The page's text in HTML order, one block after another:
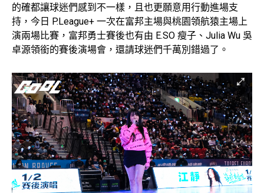
的確都讓球迷們感到不一樣，且也更願意用行動進場支
持，今日 P.League+ 一次在富邦主場與桃園領航猿主場上
演兩場比賽，富邦勇士賽後也有由 E.SO 瘦子、Julia Wu 吳
卓源領銜的賽後演場會，還請球迷們千萬別錯過了。